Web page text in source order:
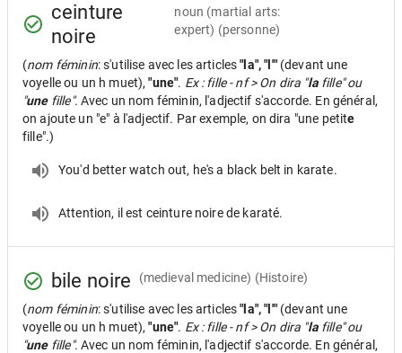
ceinture
noire
noun (martial arts:
expert) (personne)
(nom féminin: s'utilise avec les articles"la", "l'" (devant une
voyelle ou un h muet),"une". Ex : fille - nf > On dira "lafille" ou
"unefille". Avec un nom féminin, l'adjectif s'accorde. En général,
on ajoute un "e" à l'adjectif. Par exemple, on dira "une petite
fille".)
You'd better watch out, he's a black belt in karate.
Attention, il est ceinture noire de karaté.
bile noire (medieval medicine) (Histoire)
(nom féminin: s'utilise avec les articles"la", "l'" (devant une
voyelle ou un h muet),"une". Ex : fille - nf > On dira "lafille" ou
"unefille". Avec un nom féminin, l'adjectif s'accorde. En général,